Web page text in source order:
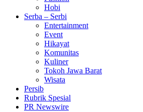
Hobi
Serba – Serbi
Entertainment
Event
Hikayat
Komunitas
Kuliner
Tokoh Jawa Barat
Wisata
Persib
Rubrik Spesial
PR Newswire